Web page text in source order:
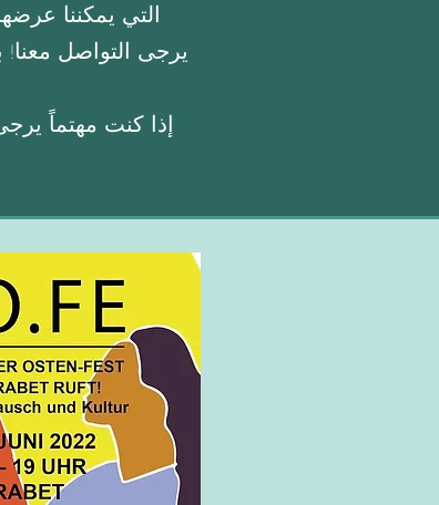
التي يمكننا
يرجى التواصل
إذا كنت مهتماً يرجى مراسلتنا